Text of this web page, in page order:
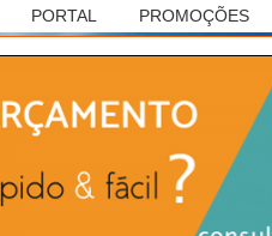
PORTAL PROMOÇÕES
Anúncio